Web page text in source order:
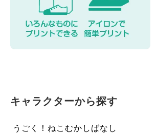
キャラクターから探す
うごく！ねこむかしばなし